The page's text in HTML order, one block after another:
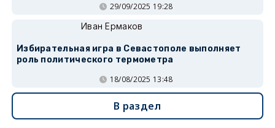
29/09/2025 19:28
Иван Ермаков
Избирательная игра в Севастополе выполняет
роль политического термометра
18/08/2025 13:48
В раздел